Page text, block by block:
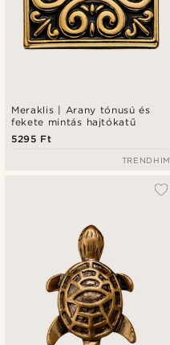
Meraklis | Arany tónusú és
fekete mintás hajtókatű
5295 Ft
TRENDHIM